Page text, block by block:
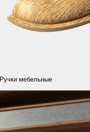
Ручки мебельные